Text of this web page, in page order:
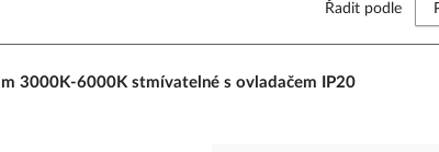
Řadit podle
3000K-6000K stmívatelné s ovladačem IP20